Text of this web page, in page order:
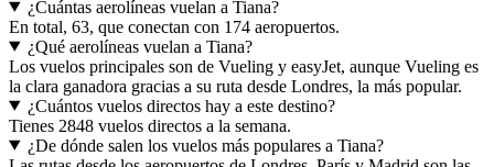
¿Cuántas aerolíneas vuelan a Tiana?
En total, 63, que conectan con 174 aeropuertos.
¿Qué aerolíneas vuelan a Tiana?
Los vuelos principales son de Vueling y easyJet, aunque Vueling es
la clara ganadora gracias a su ruta desde Londres, la más popular.
¿Cuántos vuelos directos hay a este destino?
Tienes 2848 vuelos directos a la semana.
¿De dónde salen los vuelos más populares a Tiana?